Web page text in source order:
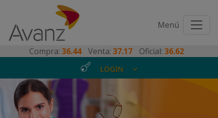
Menú
Compra: 36.44 Venta: 37.17 Oficial: 36.62
LOGIN